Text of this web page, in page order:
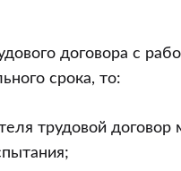
договора с
срока, то:
трудовой